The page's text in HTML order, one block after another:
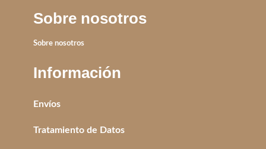
Sobre nosotros
Sobre nosotros
Información
Envíos
Tratamiento de Datos